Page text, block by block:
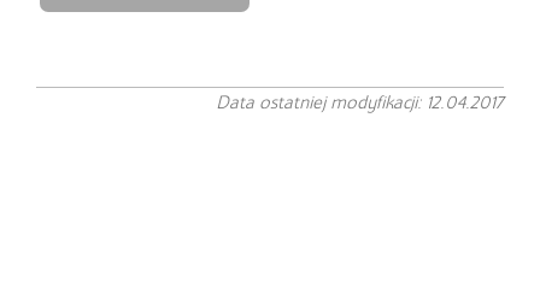
Data ostatniej modyfikacji: 12.04.2017